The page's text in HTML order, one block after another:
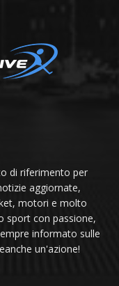
di riferimento per
aggiornate,
motori e molto
sport con passione,
informato sulle
un'azione!